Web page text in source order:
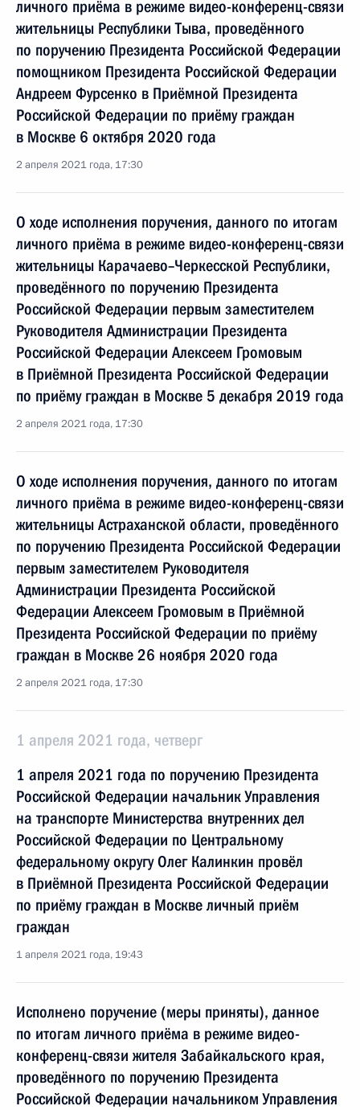
личного приёма в режиме видео-конференц-связи
жительницы Республики Тыва, проведённого
по поручению Президента Российской Федерации
помощником Президента Российской Федерации
Андреем Фурсенко в Приёмной Президента
Российской Федерации по приёму граждан
в Москве 6 октября 2020 года
2 апреля 2021 года, 17:30
О ходе исполнения поручения, данного по итогам
личного приёма в режиме видео-конференц-связи
жительницы Карачаево–Черкесской Республики,
проведённого по поручению Президента
Российской Федерации первым заместителем
Руководителя Администрации Президента
Российской Федерации Алексеем Громовым
в Приёмной Президента Российской Федерации
по приёму граждан в Москве 5 декабря 2019 года
2 апреля 2021 года, 17:30
О ходе исполнения поручения, данного по итогам
личного приёма в режиме видео-конференц-связи
жительницы Астраханской области, проведённого
по поручению Президента Российской Федерации
первым заместителем Руководителя
Администрации Президента Российской
Федерации Алексеем Громовым в Приёмной
Президента Российской Федерации по приёму
граждан в Москве 26 ноября 2020 года
2 апреля 2021 года, 17:30
1 апреля 2021 года, четверг
1 апреля 2021 года по поручению Президента
Российской Федерации начальник Управления
на транспорте Министерства внутренних дел
Российской Федерации по Центральному
федеральному округу Олег Калинкин провёл
в Приёмной Президента Российской Федерации
по приёму граждан в Москве личный приём
граждан
1 апреля 2021 года, 19:43
Исполнено поручение (меры приняты), данное
по итогам личного приёма в режиме видео-
конференц-связи жителя Забайкальского края,
проведённого по поручению Президента
Российской Федерации начальником Управления